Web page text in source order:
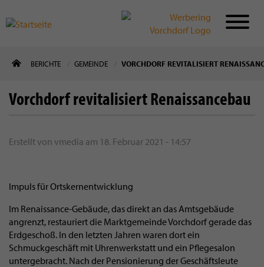
zum
BERICHTE GEMEINDE VORCHDORF REVITALISIERT
Vorchdorf revitalisiert Renaissancebau
Erstellt von vmedia am 18. Februar 2021 - 14:57
Impuls für Ortskernentwicklung
Im Renaissance-Gebäude, das direkt an das Amtsgebäude
angrenzt, restauriert die Marktgemeinde Vorchdorf gerade das
Erdgeschoß. In den letzten Jahren waren dort ein
Schmuckgeschäft mit Uhrenwerkstatt und ein Pflegesalon
untergebracht. Nach der Pensionierung der Geschäftsleute